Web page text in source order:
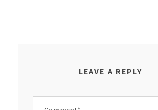
LEAVE A REPLY